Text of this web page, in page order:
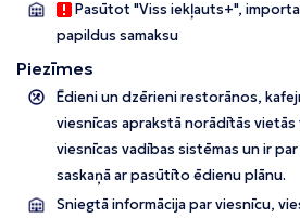
Pasūtot "Viss iekļauts+",
papildus samaksu
Piezīmes
Ēdieni un dzērieni restorānos,
viesnīcas aprakstā norādītās
viesnīcas vadības sistēmas un ir
saskaņā ar pasūtīto ēdienu plānu.
Sniegtā informācija par viesnīcu,